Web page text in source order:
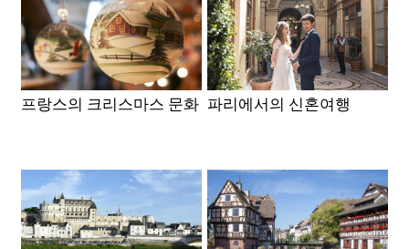
프랑스의 크리스마스 문화 파리에서의 신혼여행